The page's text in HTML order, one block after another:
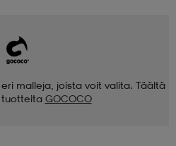
malleja, joista voit valita. Täältä
tuotteita GOCOCO